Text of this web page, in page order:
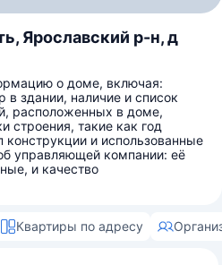
Ярославский р-н, д
о доме, включая:
в здании, наличие и список
расположенных в доме,
строения, такие как год
конструкции и использованные
управляющей компании: её
и качество
Квартиры по адресу